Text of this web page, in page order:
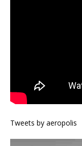
Tweets by aeropolis